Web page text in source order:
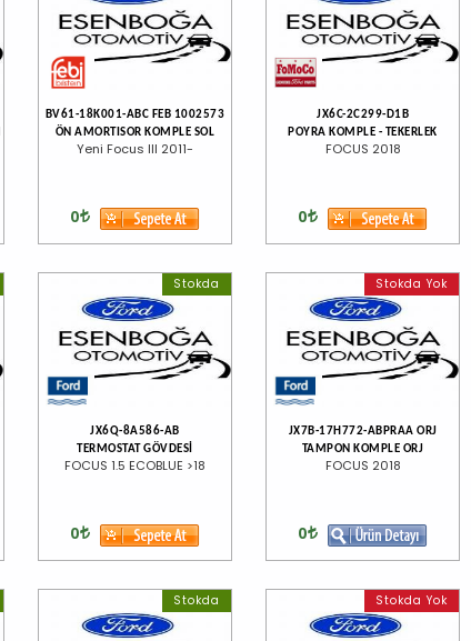
BV61-18K001-ABC FEB 1002573
ÖN AMORTISOR KOMPLE SOL
Yeni Focus III 2011-
0
JX6C-2C299-D1B
POYRA KOMPLE - TEKERLEK
FOCUS 2018
0
Stokda
JX6Q-8A586-AB
TERMOSTAT GÖVDESİ
FOCUS 1.5 ECOBLUE >18
0
Stokda Yok
JX7B-17H772-ABPRAA ORJ
TAMPON KOMPLE ORJ
FOCUS 2018
0
Stokda Stokda Yok